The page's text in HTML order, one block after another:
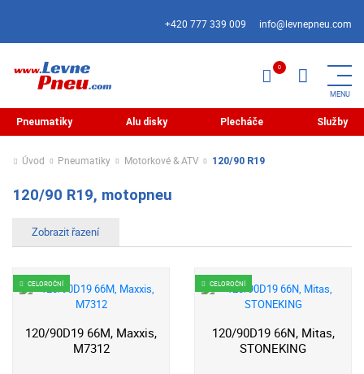
+420 777 339 009 info@levnepneu.com
Pneumatiky Alu disky Plecháče Služby
Úvod Pneumatiky Motorkové & ATV 120/90 R19
120/90 R19, motopneu
CELOROČNÍ
120/90D19 66M, Maxxis,
M7312
CELOROČNÍ
120/90D19 66N, Mitas,
STONEKING